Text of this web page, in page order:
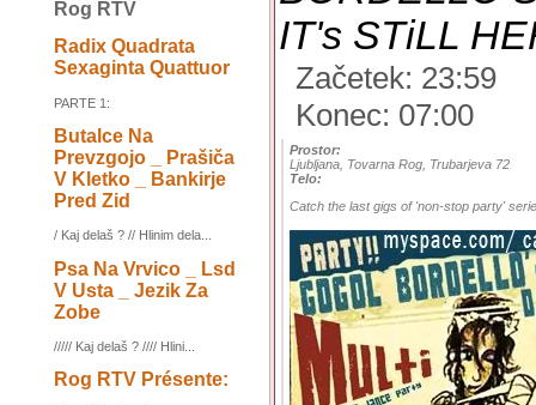
Rog RTV
Radix Quadrata
Sexaginta Quattuor
PARTE 1:
Butalce Na
Prevzgojo _ Prašiča
V Kletko _ Bankirje
Pred Zid
/ Kaj delaš ? // Hlinim dela...
Psa Na Vrvico _ Lsd
V Usta _ Jezik Za
Zobe
///// Kaj delaš ? //// Hlini...
Rog RTV Présente:
IT's STiLL
Začetek: 23:59
Konec: 07:00
Prostor:
Ljubljana, Tovarna Rog, Trubarjeva 72
Telo:
Catch the last gigs of 'non-stop party'